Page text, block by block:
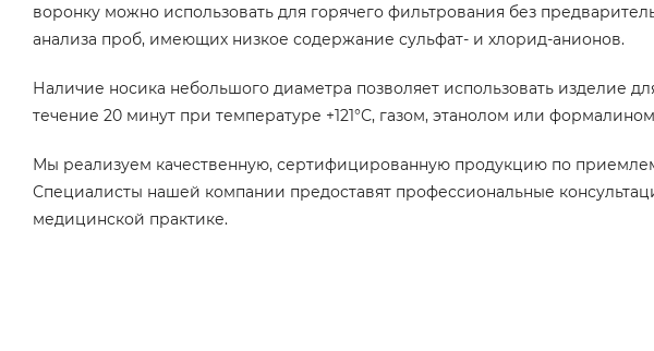
воронку можно использовать для горячего фильтрования без
анализа проб, имеющих низкое содержание сульфат- и хлорид-анионов.
Наличие носика небольшого диаметра позволяет использовать изделие
течение 20 минут при температуре +121°С, газом, этанолом или
Мы реализуем качественную, сертифицированную продукцию по
Специалисты нашей компании предоставят профессиональные
медицинской практике.